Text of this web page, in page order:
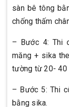
sàn bê tông
chống thấm
– Bước 4: Thi
măng + sika
tường từ 20- 40
– Bước 5: Thi
bằng sika.